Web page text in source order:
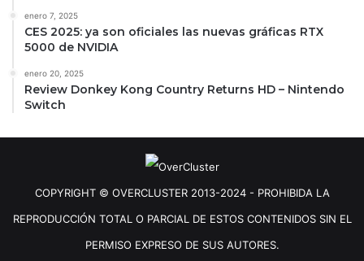
enero 7, 2025
CES 2025: ya son oficiales las nuevas gráficas RTX
5000 de NVIDIA
enero 20, 2025
Review Donkey Kong Country Returns HD – Nintendo
Switch
COPYRIGHT © OVERCLUSTER 2013-2024 - PROHIBIDA LA
REPRODUCCIÓN TOTAL O PARCIAL DE ESTOS CONTENIDOS SIN EL
PERMISO EXPRESO DE SUS AUTORES.